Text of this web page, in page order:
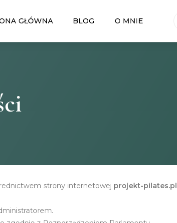
GŁÓWNA BLOG O MNIE
strony internetowej projekt-pilates.pl